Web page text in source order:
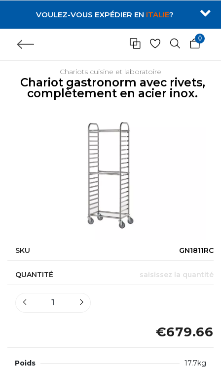
VOULEZ-VOUS EXPÉDIER EN ITALIE?
0
Chariots cuisine et laboratoire
Chariot gastronorm avec rivets,
complètement en acier inox.
SKU GN1811RC
QUANTITÉ saisissez la quantité
€679.66
Poids 17.7kg